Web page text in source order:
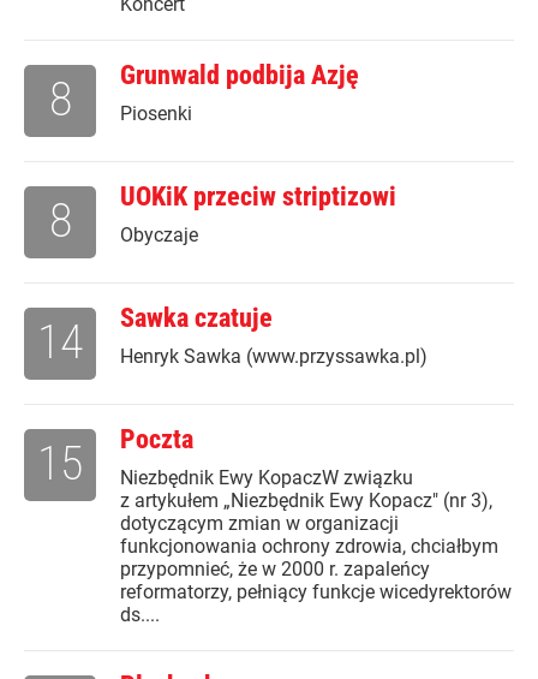
Grunwald podbija Azję
Piosenki
8
UOKiK przeciw striptizowi
Obyczaje
8
Sawka czatuje
Henryk Sawka (www.przyssawka.pl)
14
Poczta
Niezbędnik Ewy KopaczW związku
z artykułem „Niezbędnik Ewy Kopacz" (nr 3),
dotyczącym zmian w organizacji
funkcjonowania ochrony zdrowia, chciałbym
przypomnieć, że w 2000 r. zapaleńcy
reformatorzy, pełniący funkcje wicedyrektorów
ds....
15